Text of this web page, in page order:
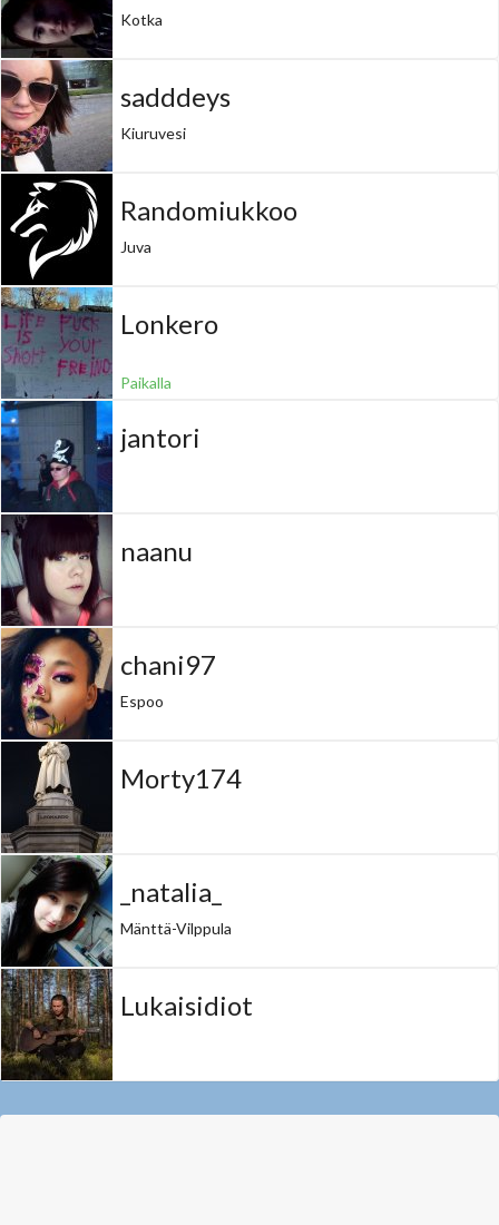
Kotka
sadddeys
Kiuruvesi
Randomiukkoo
Juva
Lonkero
Paikalla
jantori
naanu
chani97
Espoo
Morty174
_natalia_
Mänttä-Vilppula
Lukaisidiot